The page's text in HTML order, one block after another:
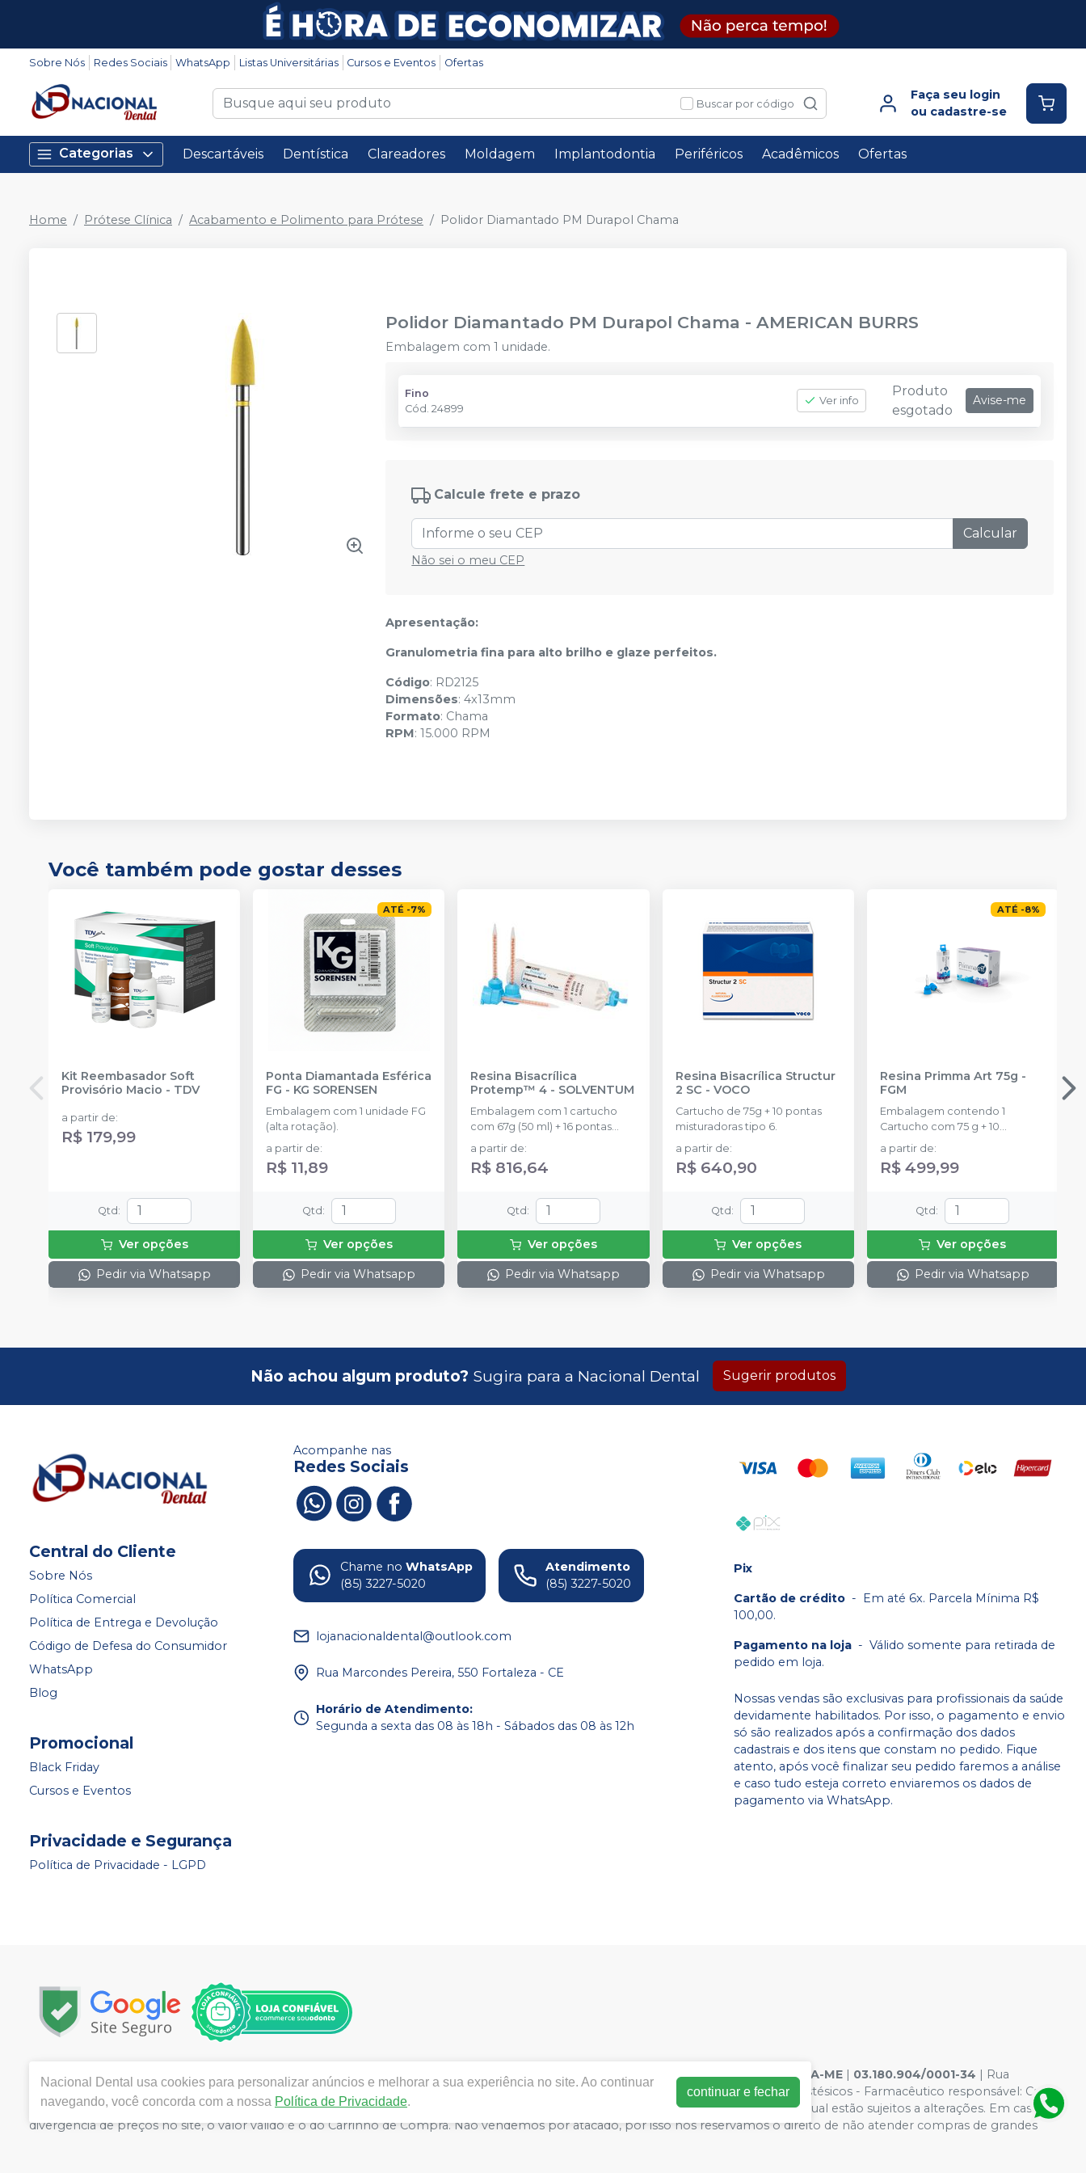
Sobre Nós Redes Sociais WhatsApp Listas Universitárias Cursos e Eventos Ofertas
Buscar por código
Faça seu login
ou cadastre-se
Categorias Descartáveis Dentística Clareadores Moldagem Implantodontia Periféricos Acadêmicos Ofertas
Home Prótese Clínica Acabamento e Polimento para Prótese Polidor Diamantado PM Durapol Chama
Polidor Diamantado PM Durapol Chama -AMERICAN BURRS
Embalagem com 1 unidade.
Fino
Cód.24899
Ver info
Produto
esgotado
Avise-me
Calcule frete e prazo
Calcular
Não sei o meu CEP
Apresentação:
Granulometria fina para alto brilho e glaze perfeitos.
Código: RD2125
Dimensões: 4x13mm
Formato: Chama
RPM: 15.000 RPM
Você também pode gostar desses
Kit Reembasador Soft
Provisório Macio - TDV
a partir de:
R$ 179,99
Qtd :
Ver opções
Pedir via Whatsapp
ATÉ -7%
Ponta Diamantada Esférica
FG - KG SORENSEN
Embalagem com 1 unidade FG
(alta rotação).
a partir de:
R$ 11,89
Qtd :
Ver opções
Pedir via Whatsapp
Resina Bisacrílica
Protemp™ 4 - SOLVENTUM
Embalagem com 1 cartucho
com 67g (50 ml) + 16 pontas
misturadoras.
a partir de:
R$ 816,64
Qtd :
Ver opções
Pedir via Whatsapp
Resina Bisacrílica Structur
2 SC - VOCO
Cartucho de 75g + 10 pontas
misturadoras tipo 6.
a partir de:
R$ 640,90
Qtd :
Ver opções
Pedir via Whatsapp
ATÉ -8%
Resina Primma Art 75g -
FGM
Embalagem contendo 1
Cartucho com 75 g + 10
ponteiras de automistura
a partir de:
R$ 499,99
Qtd :
Ver opções
Pedir via Whatsapp
Não achou algum produto? Sugira para a Nacional Dental Sugerir produtos
Central do Cliente
Sobre Nós
Política Comercial
Política de Entrega e Devolução
Código de Defesa do Consumidor
WhatsApp
Blog
Promocional
Black Friday
Cursos e Eventos
Privacidade e Segurança
Política de Privacidade - LGPD
Acompanhe nas
Redes Sociais
Chame no WhatsApp
(85) 3227-5020
Atendimento
(85) 3227-5020
lojanacionaldental@outlook.com
Rua Marcondes Pereira, 550 Fortaleza - CE
Horário de Atendimento:
Segunda a sexta das 08 às 18h - Sábados das 08 às 12h
Pix
Cartão de crédito - Em até 6x. Parcela Mínima R$
100,00.
Pagamento na loja - Válido somente para retirada de
pedido em loja.
Nossas vendas são exclusivas para profissionais da saúde
devidamente habilitados. Por isso, o pagamento e envio
só são realizados após a confirmação dos dados
cadastrais e dos itens que constam no pedido. Fique
atento, após você finalizar seu pedido faremos a análise
e caso tudo esteja correto enviaremos os dados de
pagamento via WhatsApp.
Copyright © 2024 | Todos os direitos reservados | www.nacionaldental.com.br | NACIONAL DENTAL COMERCIO E REPARAÇÃO LTDA-ME | 03.180.904/0001-34 | Rua
Marcondes Pereira, Número 550, Fortaleza - Ceará - CEP 60130-060 | Autorizações de Funcionamento ANVISA - Medicamentos: Anestésicos - Farmacêutico responsável: Caio
Victor Moreira CRF/CE nº 11181 | Política de Privacidade e Segurança - Fotos meramente ilustrativas - Os preços e condições da loja virtual estão sujeitos a alterações. Em caso de
divergência de preços no site, o valor válido é o do Carrinho de Compra. Não vendemos por atacado, por isso nos reservamos o direito de não atender compras de grandes
Nacional Dental usa cookies para personalizar anúncios e melhorar a sua experiência no site. Ao continuar
navegando, você concorda com a nossa Política de Privacidade.
continuar e fechar